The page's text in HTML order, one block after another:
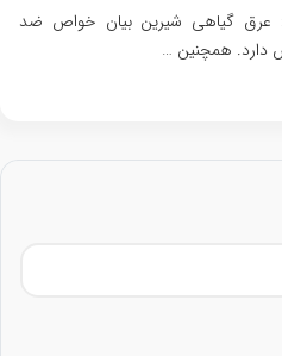
عرق گیاهی شیرین بیان خواص ضد
دارد. همچنین …